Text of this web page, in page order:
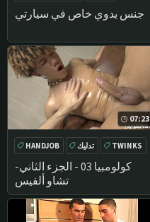
جنس يدوي خاص في سيارتي
في الهواء الطلق
07:23
كولومبيا 03 - الجزء الثاني-
تشاو ألفيس
HANDJOB تدليك
TWINKS
الديك